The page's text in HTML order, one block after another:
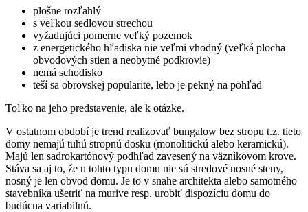
plošne rozľahlý
s veľkou sedlovou strechou
vyžadujúci pomerne veľký pozemok
z energetického hľadiska nie veľmi vhodný (veľká plocha
obvodových stien a neobytné podkrovie)
nemá schodisko
teší sa obrovskej popularite, lebo je pekný na pohľad
Toľko na jeho predstavenie, ale k otázke.
V ostatnom období je trend realizovať bungalow bez stropu t.z. tieto
domy nemajú tuhú stropnú dosku (monolitickú alebo keramickú).
Majú len sadrokartónový podhľad zavesený na väzníkovom krove.
Stáva sa aj to, že u tohto typu domu nie sú stredové nosné steny,
nosný je len obvod domu. Je to v snahe architekta alebo samotného
stavebníka ušetriť na murive resp. urobiť dispozíciu domu do
budúcna variabilnú.